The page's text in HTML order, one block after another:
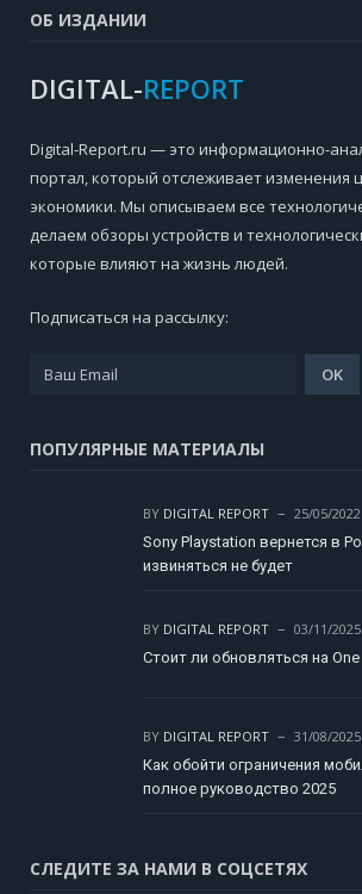
ОБ ИЗДАНИИ
DIGITAL-REPORT
Digital-Report.ru — это информационно-
портал, который отслеживает изменения
экономики. Мы описываем все
делаем обзоры устройств и
которые влияют на жизнь людей.
Подписаться на рассылку:
ПОПУЛЯРНЫЕ МАТЕРИАЛЫ
BY DIGITAL REPORT
25/05/
Sony Playstation вернется в
извиняться не будет
BY DIGITAL REPORT
03/11/
Стоит ли обновляться на
BY DIGITAL REPORT
31/08/2025
Как обойти ограничения
полное руководство 2025
СЛЕДИТЕ ЗА НАМИ В СОЦСЕТЯХ